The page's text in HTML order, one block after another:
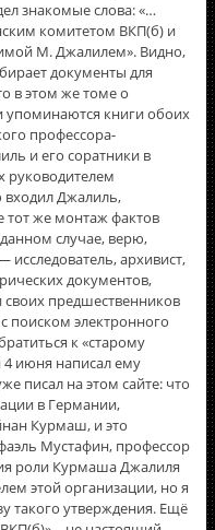
знакомые слова: «…
комитетом ВКП(б) и
М. Джалилем». Видно,
документы для
в этом же томе о
книги обоих
профессора-
и его соратники в
руководителем
входил Джалиль,
тот же монтаж фактов
случае, верю,
исследователь, архивист,
документов,
своих предшественников
поиском электронного
к «старому
июня написал ему
писал на этом сайте: что
в Германии,
Курмаш, и это
Мустафин, профессор
роли Курмаша Джалиля
этой организации, но я
такого утверждения. Ещё